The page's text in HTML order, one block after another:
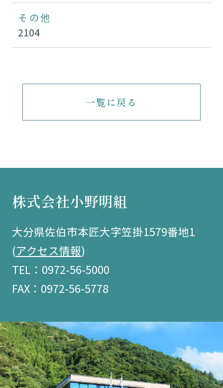
その他
2104
一覧に戻る
株式会社小野明組
大分県佐伯市本匠大字笠掛1579番地1
(アクセス情報)
TEL：0972-56-5000
FAX：0972-56-5778